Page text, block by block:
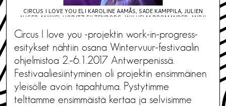
CIRCUS I LOVE YOU ELI KAROLINE AAMÅS, SADE KAMPPILA, JULIEN
AUGER, MIKKEL HOBITZ FILTENBORG, WILHELM BROMANDER, ANDIL
Circus I love you -projektin work-in-progress-
esitykset nähtiin osana Wintervuur-festivaalin
ohjelmistoa 2.–6.1.2017 Antwerpenissä.
Festivaaliesiintyminen oli projektin ensimmäinen
yleisölle avoin tapahtuma. Pystytimme
telttamme ensimmäistä kertaa ja selvisimme